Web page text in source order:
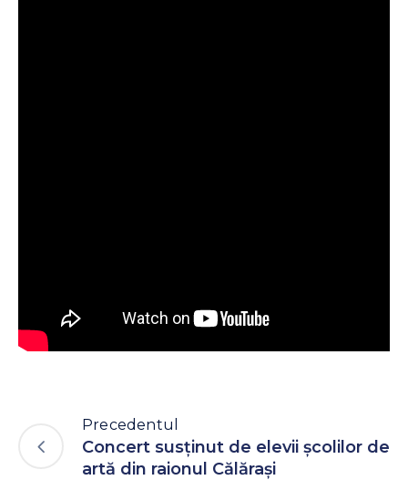
Precedentul
Concert susținut de elevii școlilor de
artă din raionul Călărași